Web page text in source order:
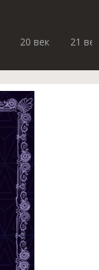
20 век 21 век